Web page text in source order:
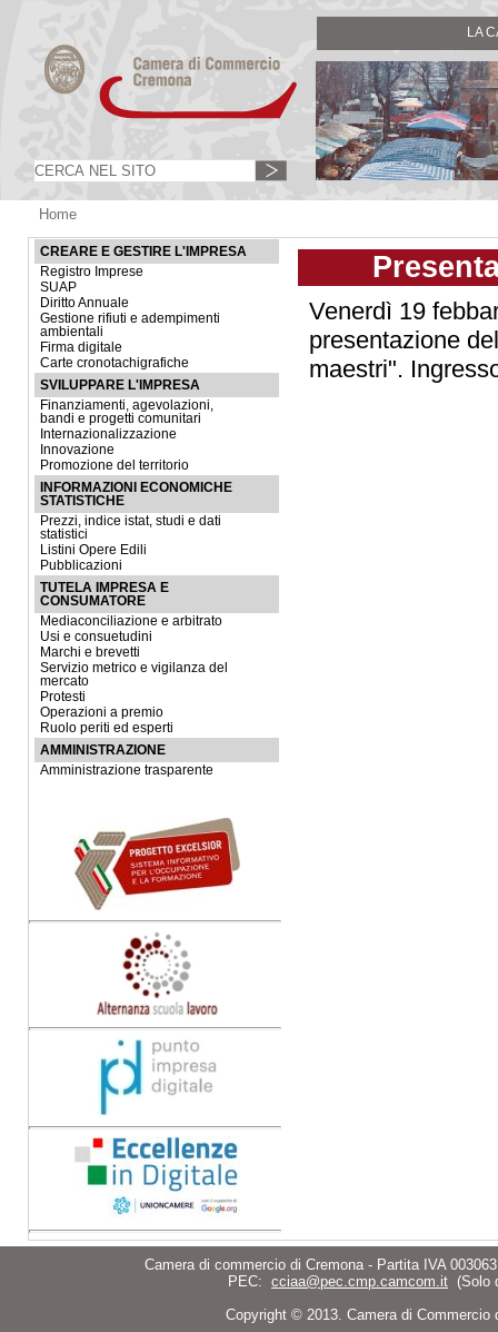
LA
Home
CREARE E GESTIRE L'IMPRESA
Registro Imprese
SUAP
Diritto Annuale
Gestione rifiuti e adempimenti
ambientali
Firma digitale
Carte cronotachigrafiche
SVILUPPARE L'IMPRESA
Finanziamenti, agevolazioni,
bandi e progetti comunitari
Internazionalizzazione
Innovazione
Promozione del territorio
INFORMAZIONI ECONOMICHE
STATISTICHE
Prezzi, indice istat, studi e dati
statistici
Listini Opere Edili
Pubblicazioni
TUTELA IMPRESA E
CONSUMATORE
Mediaconciliazione e arbitrato
Usi e consuetudini
Marchi e brevetti
Servizio metrico e vigilanza del
mercato
Protesti
Operazioni a premio
Ruolo periti ed esperti
AMMINISTRAZIONE
Amministrazione trasparente
Venerdì 19
presentazione
maestri".
Camera di commercio di Cremona - Partita IVA
PEC: cciaa@pec.cmp.camcom.it (Solo
Copyright © 2013. Camera di